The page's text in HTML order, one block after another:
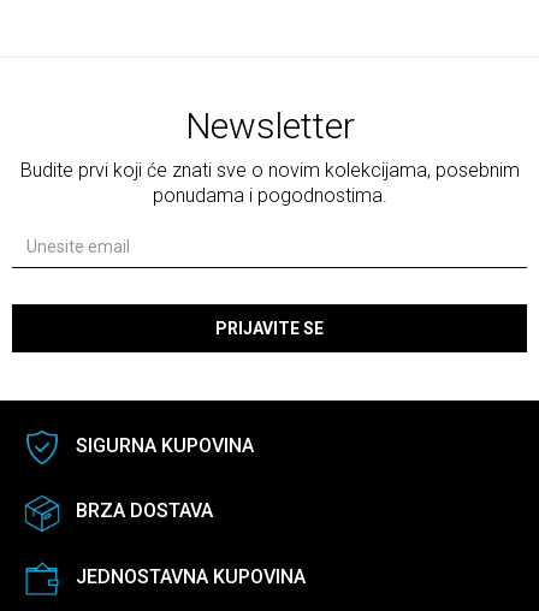
Newsletter
Budite prvi koji će znati sve o novim kolekcijama, posebnim
ponudama i pogodnostima.
PRIJAVITE SE
SIGURNA KUPOVINA
BRZA DOSTAVA
JEDNOSTAVNA KUPOVINA